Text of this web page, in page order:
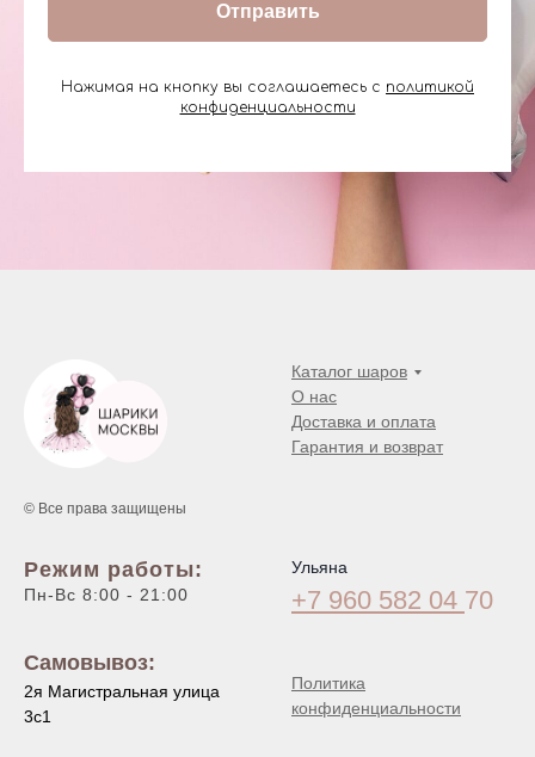
Отправить
Нажимая на кнопку вы соглашаетесь с политикой
конфиденциальности
© Все права защищены
Каталог шаров
О нас
Доставка и оплата
Гарантия и возврат
Режим работы:
Пн-Вс 8:00 - 21:00
Самовывоз:
2я Магистральная улица
3с1
Ульяна
+7 960 582 04 70
Политика
конфиденциальности